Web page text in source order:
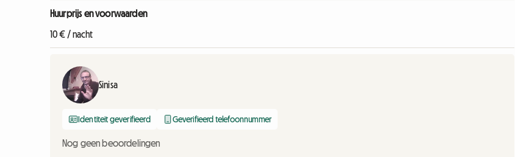
Huurprijs en voorwaarden
10 € / nacht
Sinisa
Identiteit geverifieerd Geverifieerd telefoonnummer
Nog geen beoordelingen